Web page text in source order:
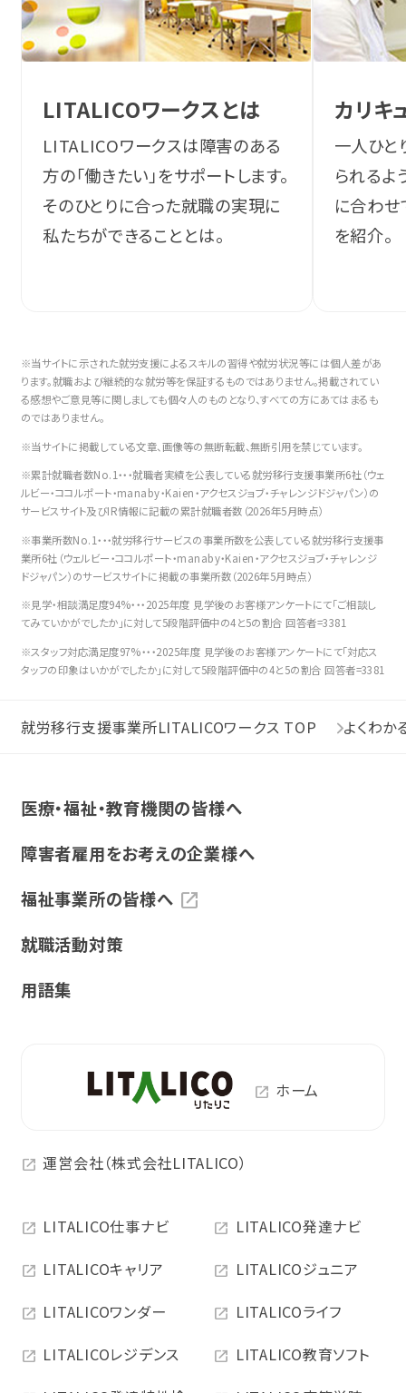
LITALICOワークスとは
LITALICOワークスは障害のある
方の「働きたい」をサポートします。
そのひとりに合った就職の実現に
私たちができることとは。
カリキ
一人ひと
られるよ
に合わせ
を紹介。
※当サイトに示された就労支援によるスキルの習得や就労状況等には個人差があ
ります。就職および継続的な就労等を保証するものではありません。掲載されてい
る感想やご意見等に関しましても個々人のものとなり、すべての方にあてはまるも
のではありません。
※当サイトに掲載している文章、画像等の無断転載、無断引用を禁じています。
※累計就職者数No.1・・・就職者実績を公表している就労移行支援事業所6社（ウェ
ルビー・ココルポート・manaby・Kaien・アクセスジョブ・チャレンジドジャパン）の
サービスサイト及びIR情報に記載の累計就職者数（2026年5月時点）
※事業所数No.1・・・就労移行サービスの事業所数を公表している就労移行支援事
業所6社（ウェルビー・ココルポート・manaby・Kaien・アクセスジョブ・チャレンジ
ドジャパン）のサービスサイトに掲載の事業所数（2026年5月時点）
※見学・相談満足度94%・・・2025年度 見学後のお客様アンケートにて「ご相談し
てみていかがでしたか」に対して5段階評価中の4と5の割合 回答者=3381
※スタッフ対応満足度97%・・・2025年度 見学後のお客様アンケートにて「対応ス
タッフの印象はいかがでしたか」に対して5段階評価中の4と5の割合 回答者=3381
就労移行支援事業所LITALICOワークス TOP よくわか
医療・福祉・教育機関の皆様へ
障害者雇用をお考えの企業様へ
福祉事業所の皆様へ
就職活動対策
用語集
ホーム
運営会社（株式会社LITALICO）
LITALICO仕事ナビ
LITALICO発達ナビ
LITALICOキャリア
LITALICOジュニア
LITALICOワンダー
LITALICOライフ
LITALICOレジデンス
LITALICO教育ソフト